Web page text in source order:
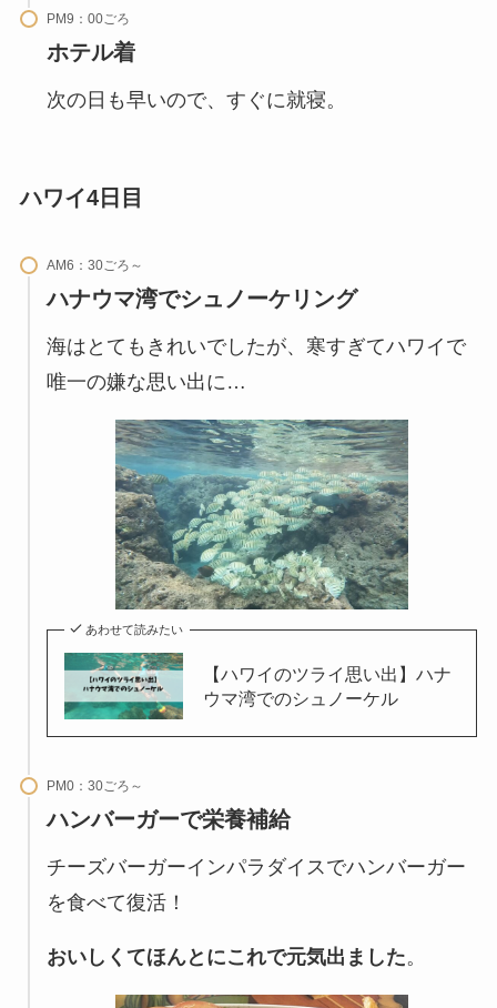
PM9：00ごろ
ホテル着
次の日も早いので、すぐに就寝。
ハワイ4日目
AM6：30ごろ～
ハナウマ湾でシュノーケリング
海はとてもきれいでしたが、寒すぎてハワイで
唯一の嫌な思い出に…
あわせて読みたい
【ハワイのツライ思い出】ハナ
ウマ湾でのシュノーケル
PM0：30ごろ～
ハンバーガーで栄養補給
チーズバーガーインパラダイスでハンバーガー
を食べて復活！
おいしくてほんとにこれで元気出ました。